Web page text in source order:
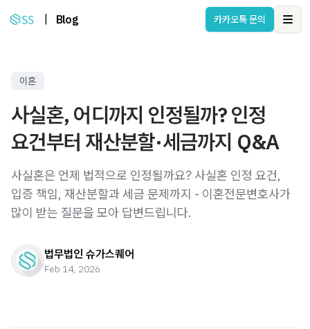
Blog 카카오톡 문의
이혼
사실혼, 어디까지 인정될까? 인정
요건부터 재산분할·세금까지 Q&A
사실혼은 언제 법적으로 인정될까요? 사실혼 인정 요건,
입증 책임, 재산분할과 세금 문제까지 - 이혼전문변호사가
많이 받는 질문을 모아 답변드립니다.
법무법인 슈가스퀘어
Feb 14, 2026